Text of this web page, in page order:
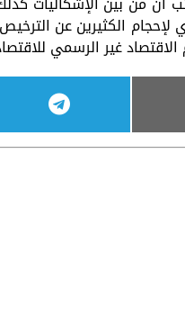
لإحجام الكثيرين عن
غير الرسمي